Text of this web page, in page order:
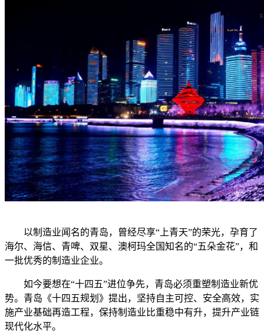
以制造业闻名的青岛，曾经尽享“上青天”的荣光，孕育了
海尔、海信、青啤、双星、澳柯玛全国知名的“五朵金花”，和
一批优秀的制造业企业。
如今要想在“十四五”进位争先，青岛必须重塑制造业新优
势。青岛《十四五规划》提出，坚持自主可控、安全高效，实
施产业基础再造工程，保持制造业比重稳中有升，提升产业链
现代化水平。